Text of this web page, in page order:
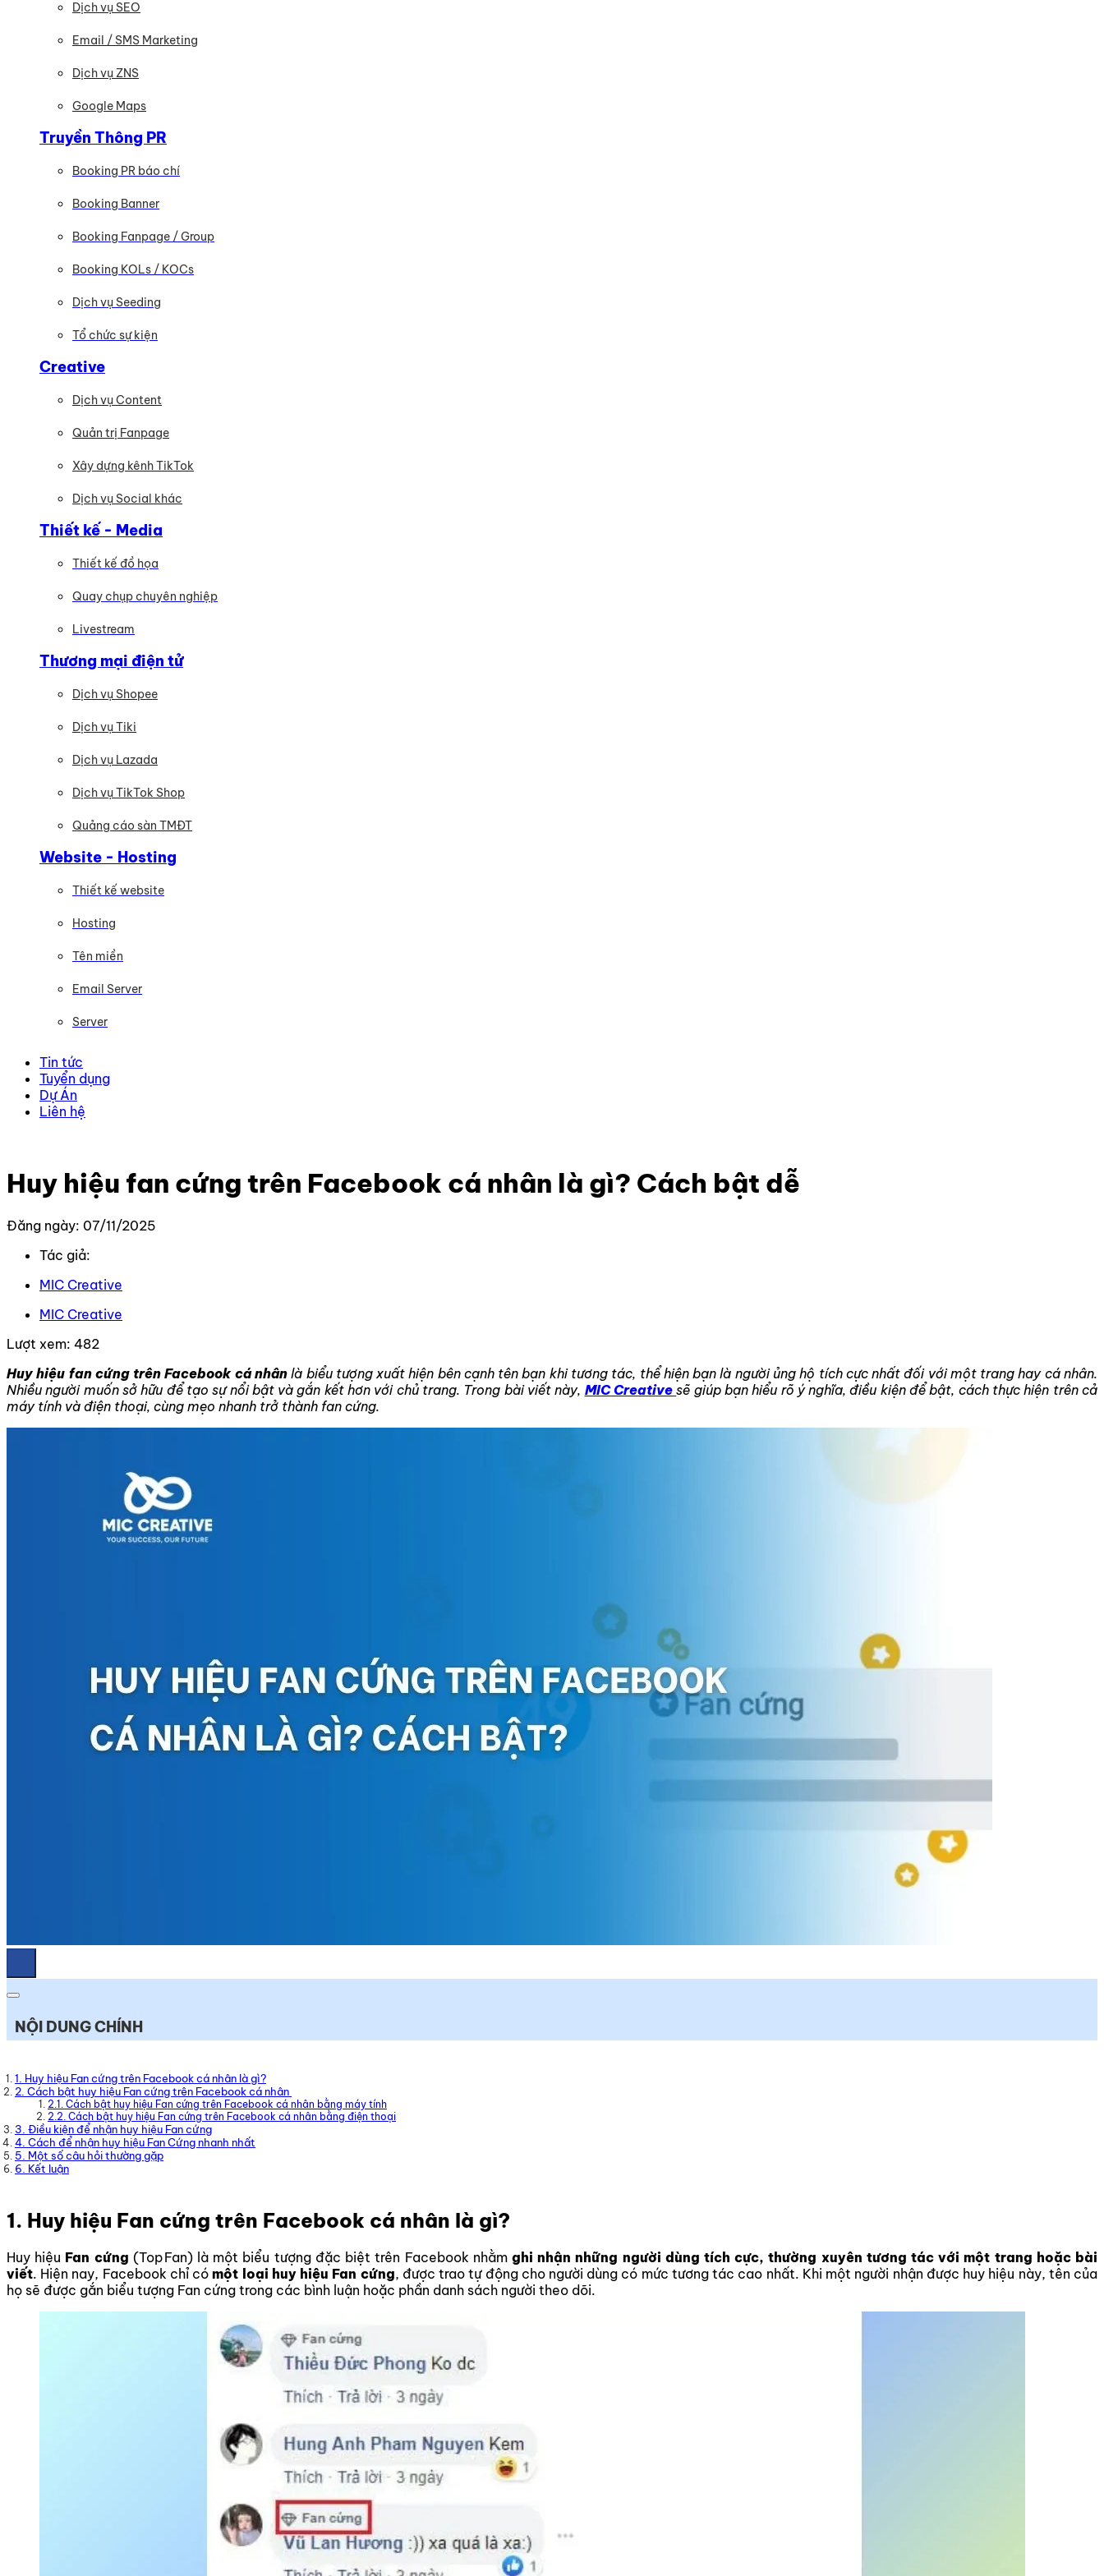
Dịch vụ SEO
Email / SMS Marketing
Dịch vụ ZNS
Google Maps
Truyền Thông PR
Booking PR báo chí
Booking Banner
Booking Fanpage / Group
Booking KOLs / KOCs
Dịch vụ Seeding
Tổ chức sự kiện
Creative
Dịch vụ Content
Quản trị Fanpage
Xây dựng kênh TikTok
Dịch vụ Social khác
Thiết kế - Media
Thiết kế đồ họa
Quay chụp chuyên nghiệp
Livestream
Thương mại điện tử
Dịch vụ Shopee
Dịch vụ Tiki
Dịch vụ Lazada
Dịch vụ TikTok Shop
Quảng cáo sàn TMĐT
Website - Hosting
Thiết kế website
Hosting
Tên miền
Email Server
Server
Tin tức
Tuyển dụng
Dự Án
Liên hệ
Huy hiệu fan cứng trên Facebook cá nhân là gì? Cách bật dễ
Đăng ngày: 07/11/2025
Tác giả:
MIC Creative
MIC Creative
Lượt xem: 482
Huy hiệu fan cứng trên Facebook cá nhânlà biểu tượng xuất hiện bên cạnh tên bạn khi tương tác, thể hiện bạn là người ủng hộ tích cực nhất đối với một trang hay cá nhân.
Nhiều người muốn sở hữu để tạo sự nổi bật và gắn kết hơn với chủ trang. Trong bài viết này, MIC Creativesẽ giúp bạn hiểu rõ ý nghĩa, điều kiện để bật, cách thực hiện trên cả
máy tính và điện thoại, cùng mẹo nhanh trở thành fan cứng.
NỘI DUNG CHÍNH
1. Huy hiệu Fan cứng trên Facebook cá nhân là gì?
2. Cách bật huy hiệu Fan cứng trên Facebook cá nhân
2.1. Cách bật huy hiệu Fan cứng trên Facebook cá nhân bằng máy tính
2.2. Cách bật huy hiệu Fan cứng trên Facebook cá nhân bằng điện thoại
3. Điều kiện để nhận huy hiệu Fan cứng
4. Cách để nhận huy hiệu Fan Cứng nhanh nhất
5. Một số câu hỏi thường gặp
6. Kết luận
1. Huy hiệu Fan cứng trên Facebook cá nhân là gì?
Huy hiệu Fan cứng (Top Fan) là một biểu tượng đặc biệt trên Facebook nhằm ghi nhận những người dùng tích cực, thường xuyên tương tác với một trang hoặc bài
viết. Hiện nay, Facebook chỉ cómột loại huy hiệu Fan cứng, được trao tự động cho người dùng có mức tương tác cao nhất. Khi một người nhận được huy hiệu này, tên của
họ sẽ được gắn biểu tượng Fan cứng trong các bình luận hoặc phần danh sách người theo dõi.